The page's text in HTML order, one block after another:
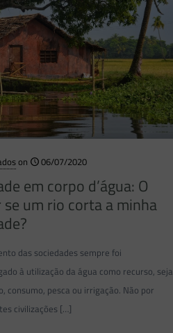
on 06/07/2020
em corpo d’água: O
se um rio corta a minha
das sociedades sempre foi
à utilização da água como recurso, seja
consumo, pesca ou irrigação. Não por
civilizações […]